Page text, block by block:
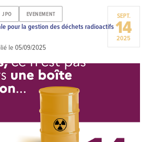
JPO EVENEMENT
pour la gestion des déchets radioactifs
le05/09/2025
SEPT.
14
2025